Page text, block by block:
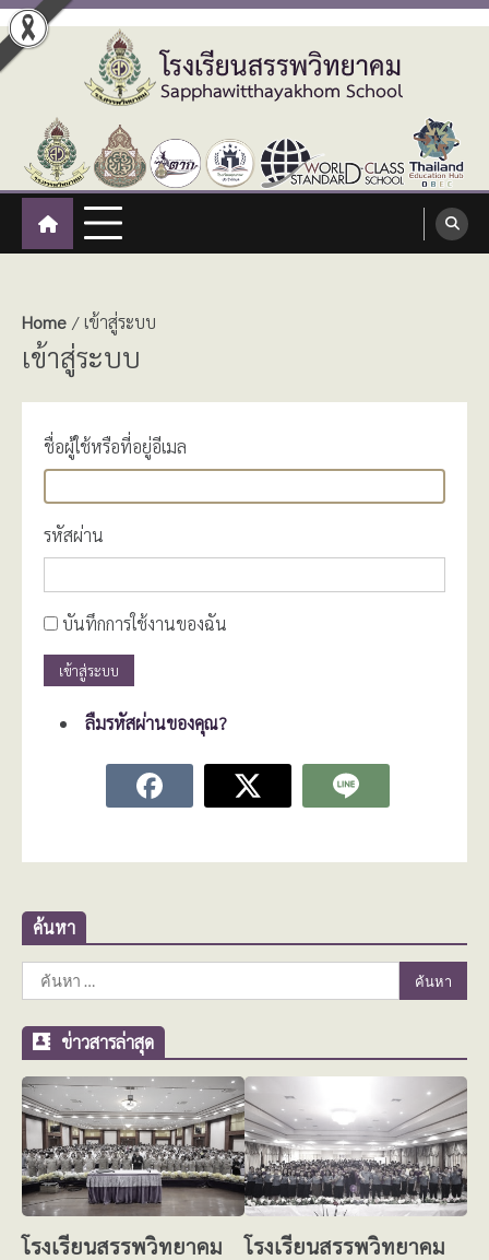
Skip
to
content
โรงเรียนสรรพวิทยาคม
:: โรงเรียนสรรพวิทยาคม อำเภอแม่สอด จังหวัดตาก ::
Sapphawitthayakhom School
Home เข้าสู่ระบบ
เข้าสู่ระบบ
ชื่อผู้ใช้หรือที่อยู่อีเมล
รหัสผ่าน
บันทึกการใช้งานของฉัน
เข้าสู่ระบบ
ลืมรหัสผ่านของคุณ?
ค้นหา
ค้นหา
สำหรับ:
ข่าวสารล่าสุด
โรงเรียนสรรพวิทยาคม
โรงเรียนสรรพวิทยาคม